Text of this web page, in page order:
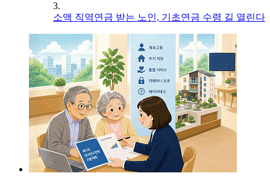
3.
소액 직역연금 받는 노인, 기초연금 수령 길 열린다